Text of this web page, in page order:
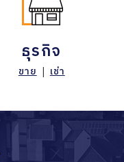
ธุรกิจ
ขาย | เช่า